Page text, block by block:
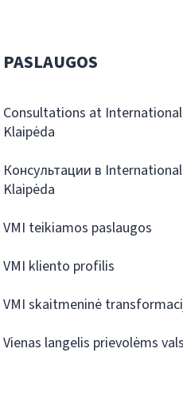
PASLAUGOS
Consultations at
Klaipėda
Консультации в
Klaipėda
VMI teikiamos paslaugos
VMI kliento profilis
VMI skaitmeninė
Vienas langelis prievolėms